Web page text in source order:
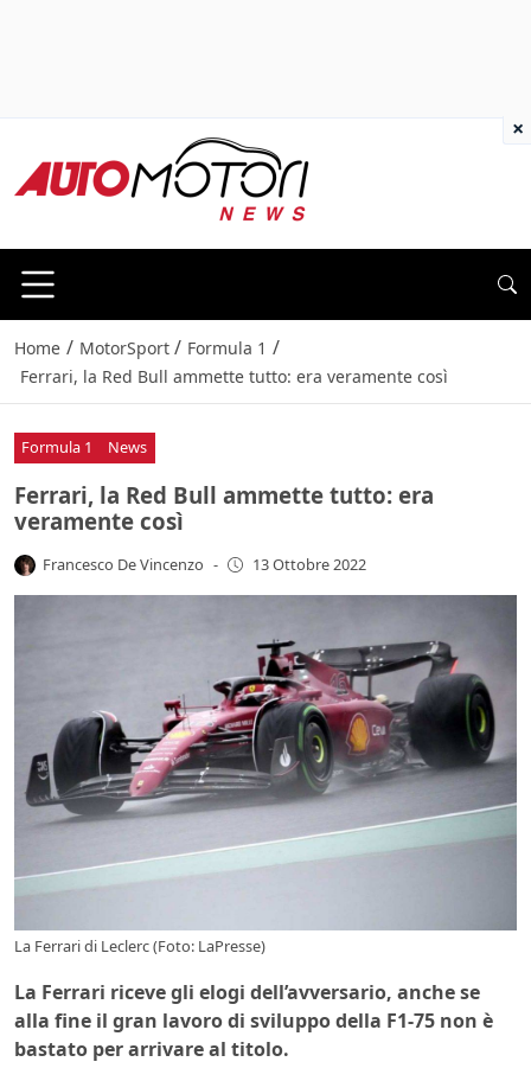
Home / MotorSport / Formula 1 /
Ferrari, la Red Bull ammette tutto: era veramente così
Formula 1 News
Ferrari, la Red Bull ammette tutto: era
veramente così
Francesco De Vincenzo - 13 Ottobre 2022
La Ferrari di Leclerc (Foto: LaPresse)
La Ferrari riceve gli elogi dell’avversario, anche se
alla fine il gran lavoro di sviluppo della F1-75 non è
bastato per arrivare al titolo.
×